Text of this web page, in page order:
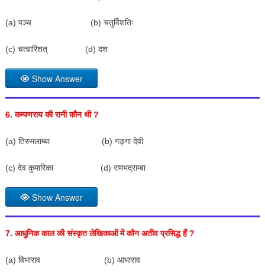
(a) पञ्च (b) चतुर्विशतिः
(c) चत्वारिशत् (d) दश
Show Answer
6.कम्पणराय की रानी कौन थी?
(a) तिरुमलाम्बा (b) गङ्गा देवी
(c) देव कुमारिका (d) रामभद्राम्बा
Show Answer
7. आधुनिक काल की संस्कृत लेखिकाओं में कौन अतीव प्रसिद्ध हैं?
(a) विभाराव (b) आभाराव